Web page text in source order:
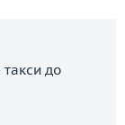
до